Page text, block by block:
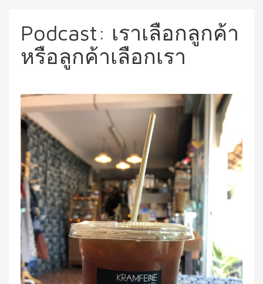
Podcast: เราเลือกลูกค้า
หรือลูกค้าเลือกเรา